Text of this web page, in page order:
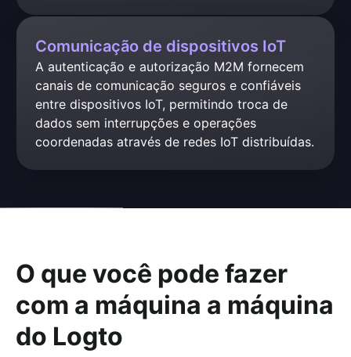
Comunicação de dispositivos IoT
A autenticação e autorização M2M fornecem
canais de comunicação seguros e confiáveis
entre dispositivos IoT, permitindo troca de
dados sem interrupções e operações
coordenadas através de redes IoT distribuídas.
O que você pode fazer
com a máquina a máquina
do Logto